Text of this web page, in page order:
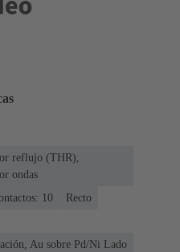
reflujo (THR),
ondas
10
Recto
Au sobre Pd/Ni Lado